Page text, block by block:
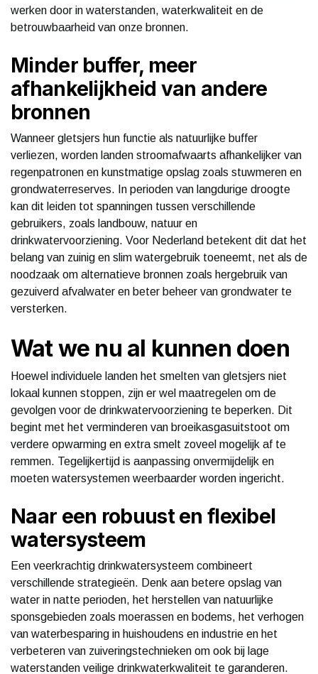
werken door in waterstanden, waterkwaliteit en de
betrouwbaarheid van onze bronnen.
Minder buffer, meer
afhankelijkheid van andere
bronnen
Wanneer gletsjers hun functie als natuurlijke buffer
verliezen, worden landen stroomafwaarts afhankelijker van
regenpatronen en kunstmatige opslag zoals stuwmeren en
grondwaterreserves. In perioden van langdurige droogte
kan dit leiden tot spanningen tussen verschillende
gebruikers, zoals landbouw, natuur en
drinkwatervoorziening. Voor Nederland betekent dit dat het
belang van zuinig en slim watergebruik toeneemt, net als de
noodzaak om alternatieve bronnen zoals hergebruik van
gezuiverd afvalwater en beter beheer van grondwater te
versterken.
Wat we nu al kunnen doen
Hoewel individuele landen het smelten van gletsjers niet
lokaal kunnen stoppen, zijn er wel maatregelen om de
gevolgen voor de drinkwatervoorziening te beperken. Dit
begint met het verminderen van broeikasgasuitstoot om
verdere opwarming en extra smelt zoveel mogelijk af te
remmen. Tegelijkertijd is aanpassing onvermijdelijk en
moeten watersystemen weerbaarder worden ingericht.
Naar een robuust en flexibel
watersysteem
Een veerkrachtig drinkwatersysteem combineert
verschillende strategieën. Denk aan betere opslag van
water in natte perioden, het herstellen van natuurlijke
sponsgebieden zoals moerassen en bodems, het verhogen
van waterbesparing in huishoudens en industrie en het
verbeteren van zuiveringstechnieken om ook bij lage
waterstanden veilige drinkwaterkwaliteit te garanderen.